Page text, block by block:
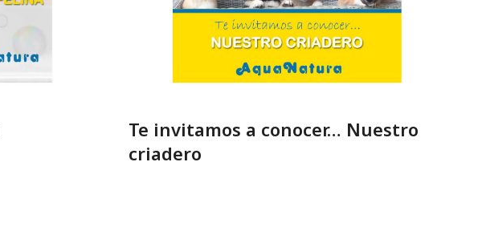
Te invitamos a conocer… Nuestro
criadero